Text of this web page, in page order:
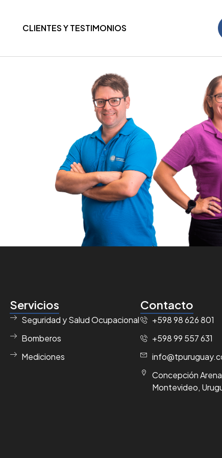
CLIENTES Y TESTIMONIOS
Servicios
Seguridad y Salud Ocupacional
Bomberos
Mediciones
Contacto
+598 98 626 801
+598 99 557 631
Concepción
Montevideo,